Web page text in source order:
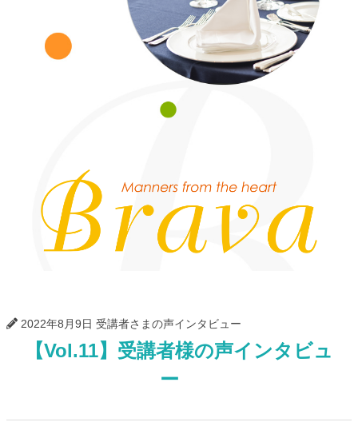
2022年8月9日 受講者さまの声インタビュー
【Vol.11】受講者様の声インタビュ
ー